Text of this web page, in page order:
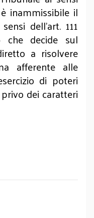
inammissibile il
dell'art. 111
che decide sul
a risolvere
afferente alle
di poteri
dei caratteri